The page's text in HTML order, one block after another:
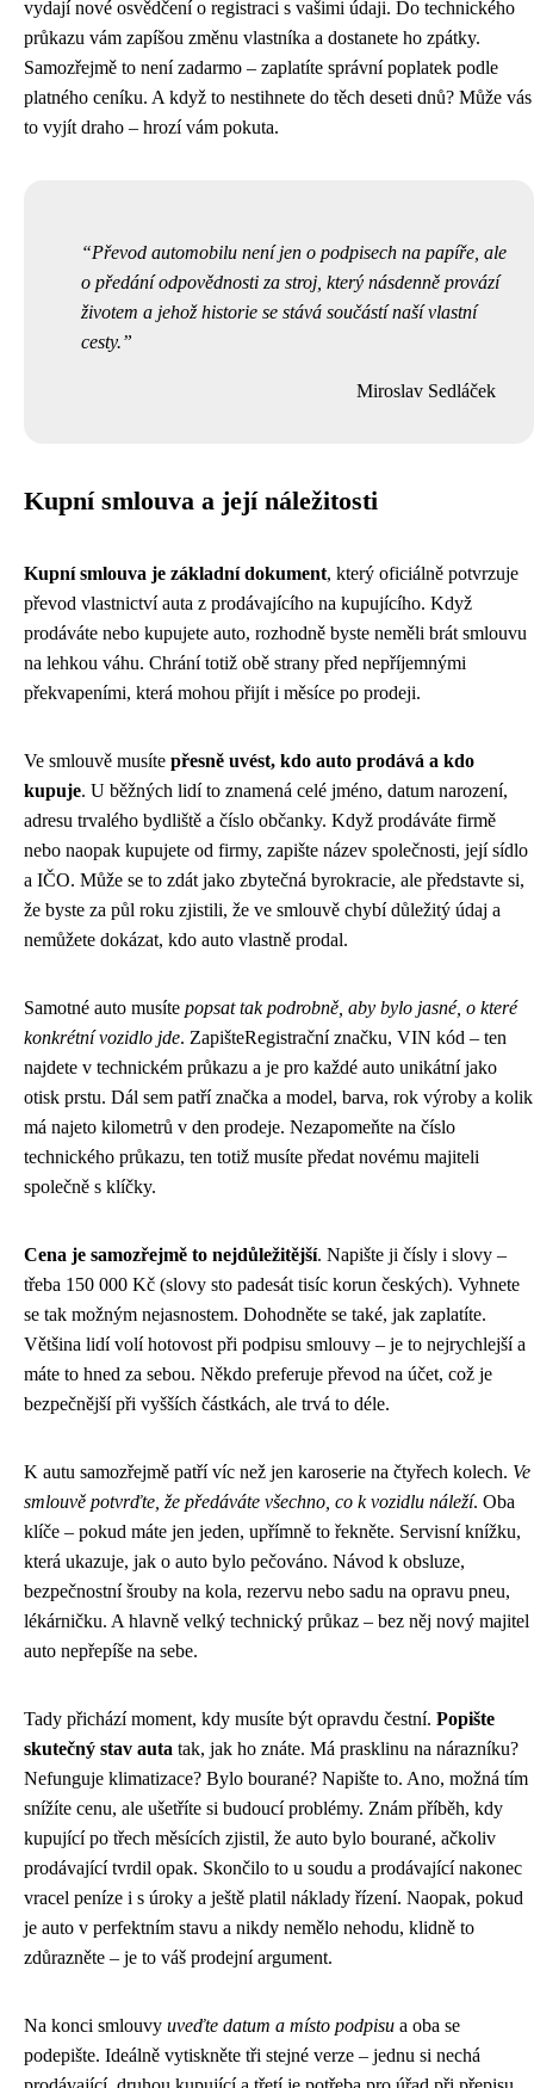
vydají nové osvědčení o registraci s vašimi údaji. Do technického
průkazu vám zapíšou změnu vlastníka a dostanete ho zpátky.
Samozřejmě to není zadarmo – zaplatíte správní poplatek podle
platného ceníku. A když to nestihnete do těch deseti dnů? Může vás
to vyjít draho – hrozí vám pokuta.
Převod automobilu není jen o podpisech na papíře, ale
o předání odpovědnosti za stroj, který násdenně provází
životem a jehož historie se stává součástí naší vlastní
cesty.
Miroslav Sedláček
Kupní smlouva a její náležitosti
Kupní smlouva je základní dokument, který oficiálně potvrzuje
převod vlastnictví auta z prodávajícího na kupujícího. Když
prodáváte nebo kupujete auto, rozhodně byste neměli brát smlouvu
na lehkou váhu. Chrání totiž obě strany před nepříjemnými
překvapeními, která mohou přijít i měsíce po prodeji.
Ve smlouvě musíte přesně uvést, kdo auto prodává a kdo
kupuje. U běžných lidí to znamená celé jméno, datum narození,
adresu trvalého bydliště a číslo občanky. Když prodáváte firmě
nebo naopak kupujete od firmy, zapište název společnosti, její sídlo
a IČO. Může se to zdát jako zbytečná byrokracie, ale představte si,
že byste za půl roku zjistili, že ve smlouvě chybí důležitý údaj a
nemůžete dokázat, kdo auto vlastně prodal.
Samotné auto musíte popsat tak podrobně, aby bylo jasné, o které
konkrétní vozidlo jde. ZapišteRegistrační značku, VIN kód – ten
najdete v technickém průkazu a je pro každé auto unikátní jako
otisk prstu. Dál sem patří značka a model, barva, rok výroby a kolik
má najeto kilometrů v den prodeje. Nezapomeňte na číslo
technického průkazu, ten totiž musíte předat novému majiteli
společně s klíčky.
Cena je samozřejmě to nejdůležitější. Napište ji čísly i slovy –
třeba 150 000 Kč (slovy sto padesát tisíc korun českých). Vyhnete
se tak možným nejasnostem. Dohodněte se také, jak zaplatíte.
Většina lidí volí hotovost při podpisu smlouvy – je to nejrychlejší a
máte to hned za sebou. Někdo preferuje převod na účet, což je
bezpečnější při vyšších částkách, ale trvá to déle.
K autu samozřejmě patří víc než jen karoserie na čtyřech kolech. Ve
smlouvě potvrďte, že předáváte všechno, co k vozidlu náleží. Oba
klíče – pokud máte jen jeden, upřímně to řekněte. Servisní knížku,
která ukazuje, jak o auto bylo pečováno. Návod k obsluze,
bezpečnostní šrouby na kola, rezervu nebo sadu na opravu pneu,
lékárničku. A hlavně velký technický průkaz – bez něj nový majitel
auto nepřepíše na sebe.
Tady přichází moment, kdy musíte být opravdu čestní. Popište
skutečný stav auta tak, jak ho znáte. Má prasklinu na nárazníku?
Nefunguje klimatizace? Bylo bourané? Napište to. Ano, možná tím
snížíte cenu, ale ušetříte si budoucí problémy. Znám příběh, kdy
kupující po třech měsících zjistil, že auto bylo bourané, ačkoliv
prodávající tvrdil opak. Skončilo to u soudu a prodávající nakonec
vracel peníze i s úroky a ještě platil náklady řízení. Naopak, pokud
je auto v perfektním stavu a nikdy nemělo nehodu, klidně to
zdůrazněte – je to váš prodejní argument.
Na konci smlouvy uveďte datum a místo podpisu a oba se
podepište. Ideálně vytiskněte tři stejné verze – jednu si nechá